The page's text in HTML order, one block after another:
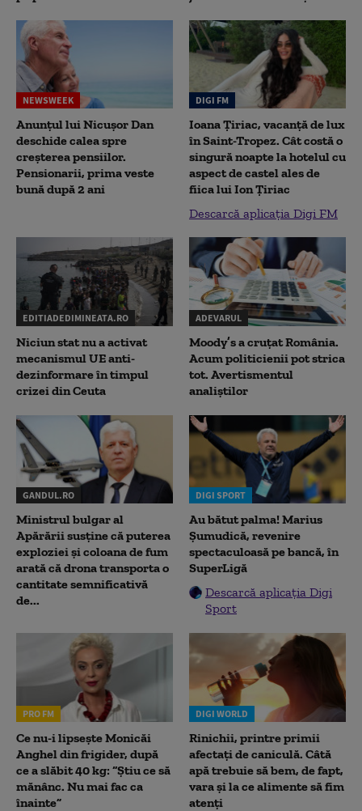
NEWSWEEK
Anunțul lui Nicușor Dan
deschide calea spre
creșterea pensiilor.
Pensionarii, prima veste
bună după 2 ani
DIGI FM
Ioana Țiriac, vacanță de lux
în Saint-Tropez. Cât costă o
singură noapte la hotelul cu
aspect de castel ales de
fiica lui Ion Țiriac
Descarcă aplicația Digi FM
EDITIADEDIMINEATA.RO
Niciun stat nu a activat
mecanismul UE anti-
dezinformare în timpul
crizei din Ceuta
ADEVARUL
Moody’s a cruțat România.
Acum politicienii pot strica
tot. Avertismentul
analiștilor
GANDUL.RO
Ministrul bulgar al
Apărării susține că puterea
exploziei și coloana de fum
arată că drona transporta o
cantitate semnificativă
de...
DIGI SPORT
Au bătut palma! Marius
Șumudică, revenire
spectaculoasă pe bancă, în
SuperLigă
Descarcă aplicația Digi
Sport
PRO FM
Ce nu-i lipsește Monicăi
Anghel din frigider, după
ce a slăbit 40 kg: “Știu ce să
mănânc. Nu mai fac ca
înainte”
DIGI WORLD
Rinichii, printre primii
afectați de caniculă. Câtă
apă trebuie să bem, de fapt,
vara și la ce alimente să fim
atenți